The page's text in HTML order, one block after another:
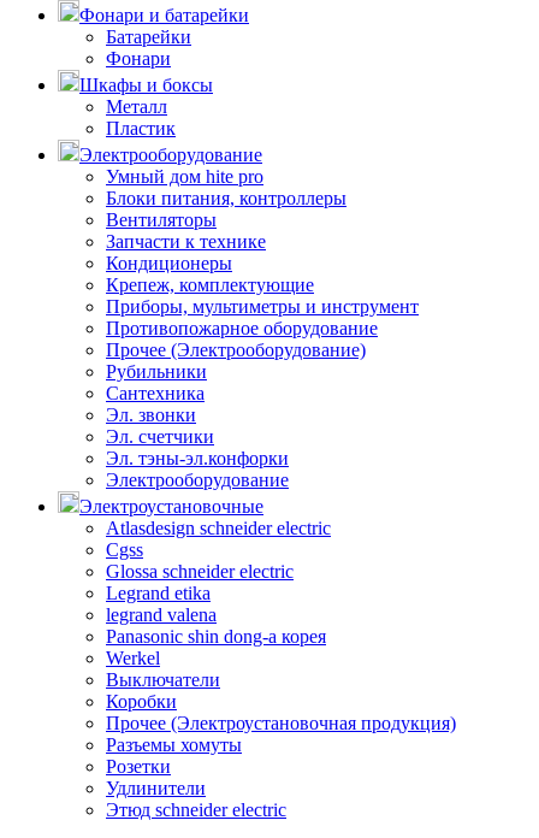
Фонари и батарейки
Батарейки
Фонари
Шкафы и боксы
Металл
Пластик
Электрооборудование
Умный дом hite pro
Блоки питания, контроллеры
Вентиляторы
Запчасти к технике
Кондиционеры
Крепеж, комплектующие
Приборы, мультиметры и инструмент
Противопожарное оборудование
Прочее (Электрооборудование)
Рубильники
Сантехника
Эл. звонки
Эл. счетчики
Эл. тэны-эл.конфорки
Электрооборудование
Электроустановочные
Atlasdesign schneider electric
Cgss
Glossa schneider electric
Legrand etika
legrand valena
Panasonic shin dong-a корея
Werkel
Выключатели
Коробки
Прочее (Электроустановочная продукция)
Разъемы хомуты
Розетки
Удлинители
Этюд schneider electric